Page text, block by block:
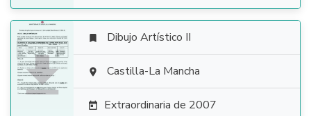

 Dibujo Artístico II
 Castilla-La Mancha
 Extraordinaria de 2007